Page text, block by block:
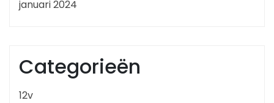
januari 2024
Categorieën
12v